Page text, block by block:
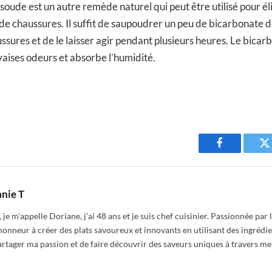
est un autre remède naturel qui peut être utilisé pour
chaussures. Il suffit de saupoudrer un peu de bicarbonate
et de le laisser agir pendant plusieurs heures. Le
odeurs et absorbe l’humidité.
Facebook
T
je m'appelle Doriane, j'ai 48 ans et je suis chef cuisinier. Passionnée par
à créer des plats savoureux et innovants en utilisant des
ma passion et de faire découvrir des saveurs uniques à travers